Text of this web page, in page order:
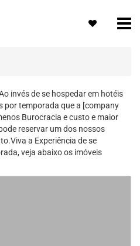
invés de se hospedar em hotéis
por temporada que a [company
Burocracia e custo e maior
reservar um dos nossos
a Experiência de se
veja abaixo os imóveis